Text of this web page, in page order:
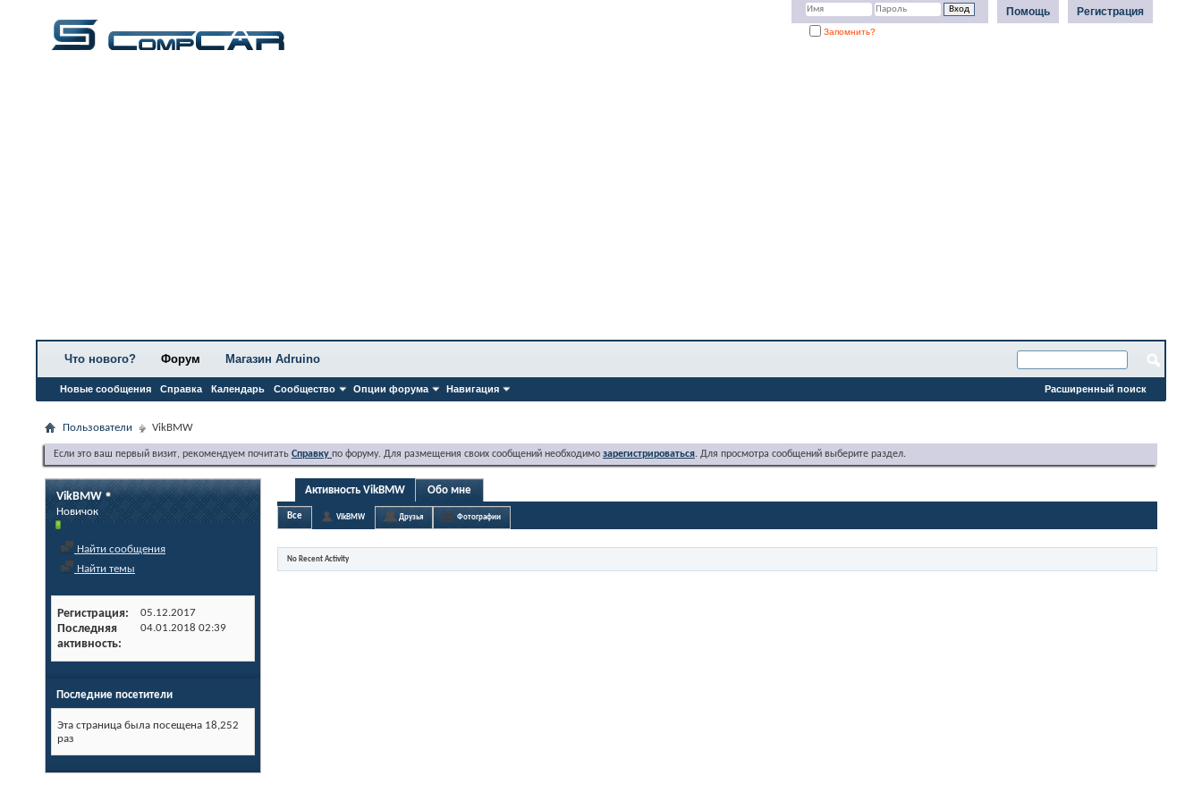
Регистрация
Помощь
Запомнить?
Что нового? Форум
Новые сообщения Справка Календарь Сообщество Опции форума Навигация
Магазин Adruino
Расширенный поиск
Пользователи VikBMW
Если это ваш первый визит, рекомендуем почитать Справку по форуму. Для размещения своих сообщений необходимо зарегистрироваться. Для просмотра сообщений выберите раздел.
VikBMW
Новичок
Найти сообщения
Найти темы
Регистрация 05.12.2017
Последняя
активность
04.01.2018 02:39
Последние посетители
Эта страница была посещена 18,252
раз
Активность VikBMW Обо мне
Все VikBMW Друзья Фотографии
No Recent Activity